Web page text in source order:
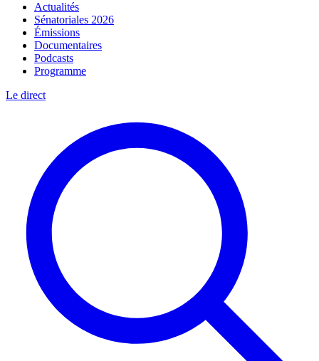
Actualités
Sénatoriales 2026
Émissions
Documentaires
Podcasts
Programme
Le direct